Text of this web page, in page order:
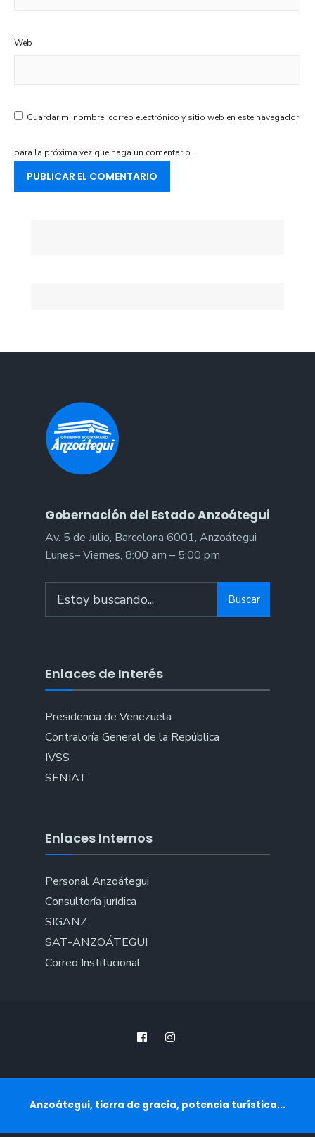
Web
Guardar mi nombre, correo electrónico y sitio web en este navegador
para la próxima vez que haga un comentario.
Gobernación del Estado Anzoátegui
Av. 5 de Julio, Barcelona 6001, Anzoátegui
Lunes– Viernes, 8:00 am – 5:00 pm
for:
Buscar
Enlaces de Interés
Presidencia de Venezuela
Contraloría General de la República
IVSS
SENIAT
Enlaces Internos
Personal Anzoátegui
Consultoría jurídica
SIGANZ
SAT-ANZOÁTEGUI
Correo Institucional
Anzoátegui, tierra de gracia, potencia turística...